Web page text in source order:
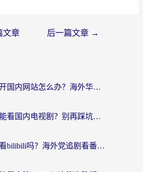
文章 后一篇文章 →
在国外打不开国内网站怎么办？海外华人亲测的回国加速器选择指南
在国外怎么能看国内电视剧？别再踩坑！这篇给你真实解决方案
在国外可以看bilibili吗？海外党追剧看番的终极解决方案来了